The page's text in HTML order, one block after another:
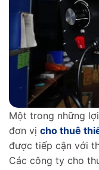
Một trong những
đơn vị cho thuê
được tiếp cận với
Các công ty cho